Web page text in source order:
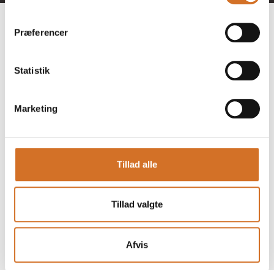
Præferencer
Statistik
Marketing
Tillad alle
Tillad valgte
Afvis
Ilapak
IMA Record
ItalianPack
Kukunaturalseal
Kukuinternational